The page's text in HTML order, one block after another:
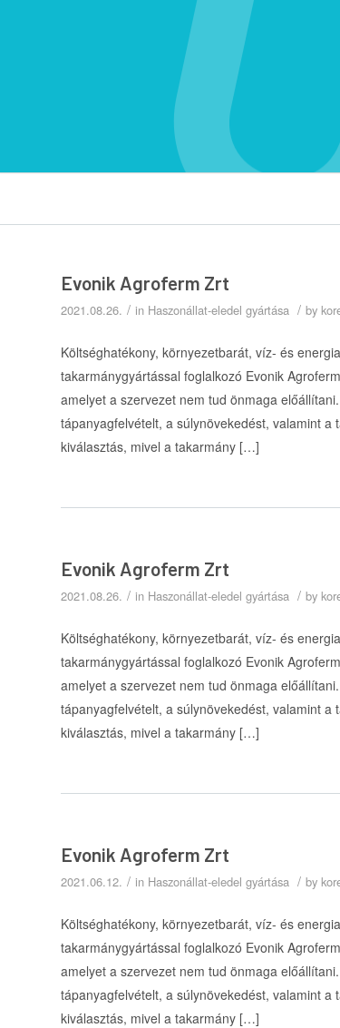
Evonik Agroferm Zrt
2021.08.26. / in Haszonállat-eledel gyártása / by
Költséghatékony, környezetbarát, víz- és
takarmánygyártással foglalkozó Evonik
amelyet a szervezet nem tud önmaga
tápanyagfelvételt, a súlynövekedést, valamint
kiválasztás, mivel a takarmány […]
Evonik Agroferm Zrt
2021.08.26. / in Haszonállat-eledel gyártása / by
Költséghatékony, környezetbarát, víz- és
takarmánygyártással foglalkozó Evonik
amelyet a szervezet nem tud önmaga
tápanyagfelvételt, a súlynövekedést, valamint
kiválasztás, mivel a takarmány […]
Evonik Agroferm Zrt
2021.06.12. / in Haszonállat-eledel gyártása / by
Költséghatékony, környezetbarát, víz- és
takarmánygyártással foglalkozó Evonik
amelyet a szervezet nem tud önmaga
tápanyagfelvételt, a súlynövekedést, valamint
kiválasztás, mivel a takarmány […]